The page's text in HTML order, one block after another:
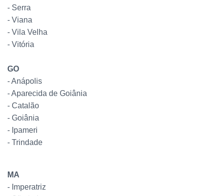
- Serra
- Viana
- Vila Velha
- Vitória
GO
- Anápolis
- Aparecida de Goiânia
- Catalão
- Goiânia
- Ipameri
- Trindade
MA
- Imperatriz